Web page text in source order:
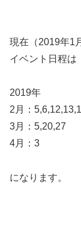
現在（2019年1
イベント日程は
2019年
2月：
3月：5,20,27
4月：3
になります。